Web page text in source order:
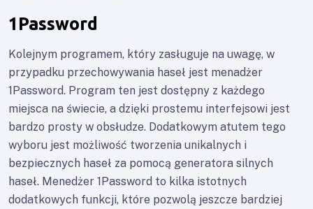
1Password
Kolejnym programem, który zasługuje na uwagę, w
przypadku przechowywania haseł jest menadżer
1Password. Program ten jest dostępny z każdego
miejsca na świecie, a dzięki prostemu interfejsowi jest
bardzo prosty w obsłudze. Dodatkowym atutem tego
wyboru jest możliwość tworzenia unikalnych i
bezpiecznych haseł za pomocą generatora silnych
haseł. Menedżer 1Password to kilka istotnych
dodatkowych funkcji, które pozwolą jeszcze bardziej